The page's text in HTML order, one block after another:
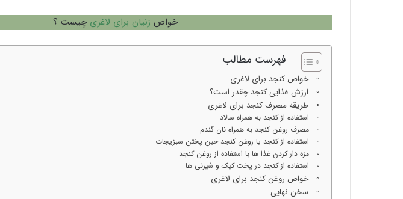
خواص زنیان برای لاغری چیست ؟
فهرست مطالب
خواص کنجد برای لاغری
ارزش غذایی کنجد چقدر است؟
طریقه مصرف کنجد برای لاغری
استفاده از کنجد به همراه سالاد
مصرف روغن کنجد به همراه نان گندم
استفاده از کنجد یا روغن کنجد حین پختن سبزیجات
مزه دار کردن غذا ها با استفاده از روغن کنجد
استفاده از کنجد در پخت کیک و شیرنی ها
خواص روغن کنجد برای لاغری
سخن نهایی